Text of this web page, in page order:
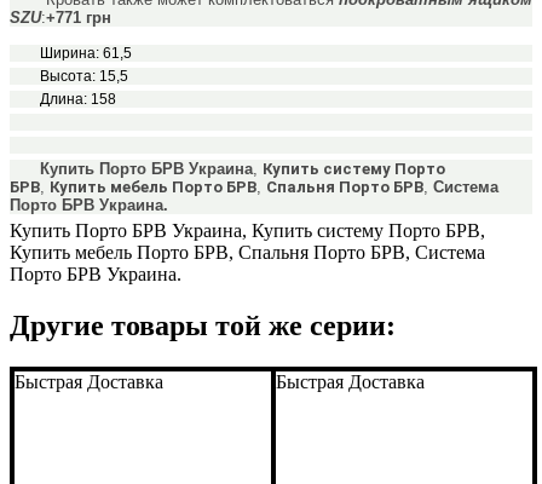
SZU:+771 грн
Ширина: 61,5
Высота: 15,5
Длина: 158
Купить Порто БРВ Украина Купить систему Порто
БРВ Купить мебель Порто БРВ Спальня Порто БРВ Система
Порто БРВ Украина.
Подробнее: http://abcmebli.com.ua/p15016-
tumba_prikrovatnaya_kom1s-
50_porto
Купить Порто БРВ Украина, Купить систему Порто БРВ,
Купить мебель Порто БРВ, Спальня Порто БРВ, Система
Порто БРВ Украина.
Другие товары той же серии:
Быстрая Доставка Быстрая Доставка